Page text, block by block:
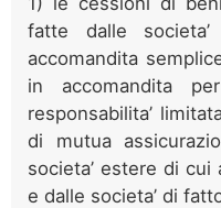
fatte dalle
accomandita
in accomandita
responsabilita’
di mutua
societa’ estere di cui
e dalle societa’ di